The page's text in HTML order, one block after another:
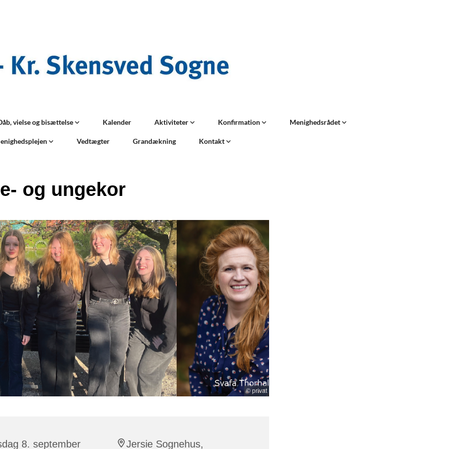
vielse og bisættelse Kalender Aktiviteter Konfirmation Menighedsrådet
Vedtægter Grandækning Kontakt
og ungekor
© privat
8. september Jersie Sognehus,